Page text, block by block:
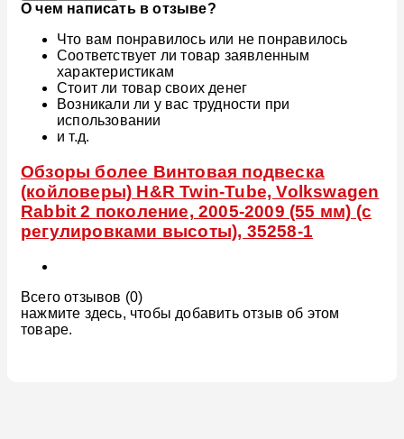
О чем написать в отзыве?
Что вам понравилось или не понравилось
Соответствует ли товар заявленным
характеристикам
Стоит ли товар своих денег
Возникали ли у вас трудности при
использовании
и т.д.
Обзоры более Винтовая подвеска
(койловеры) H&R Twin-Tube, Volkswagen
Rabbit 2 поколение, 2005-2009 (55 мм) (с
регулировками высоты), 35258-1
Всего отзывов (0)
нажмите здесь, чтобы добавить отзыв об этом
товаре.